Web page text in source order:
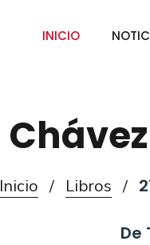
INICIO
Inicio / Libros /
De